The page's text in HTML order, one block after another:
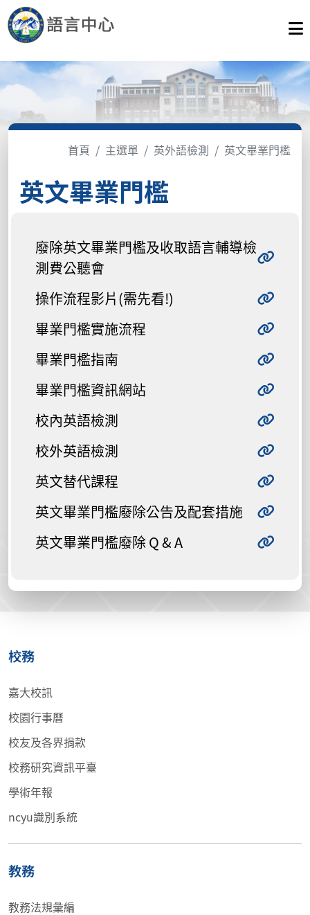
首頁 主選單 英外語檢測 英文畢業門檻
英文畢業門檻
廢除英文畢業門檻及收取語言輔導檢
測費公聽會
操作流程影片(需先看!)
畢業門檻實施流程
畢業門檻指南
畢業門檻資訊網站
校內英語檢測
校外英語檢測
英文替代課程
英文畢業門檻廢除公告及配套措施
英文畢業門檻廢除 Q & A
校務
嘉大校訊
校園行事曆
校友及各界捐款
校務研究資訊平臺
學術年報
ncyu識別系統
教務
教務法規彙編